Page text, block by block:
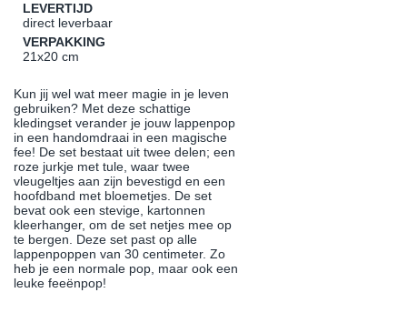
LEVERTIJD
direct leverbaar
VERPAKKING
21x20 cm
Kun jij wel wat meer magie in je leven
gebruiken? Met deze schattige
kledingset verander je jouw lappenpop
in een handomdraai in een magische
fee! De set bestaat uit twee delen; een
roze jurkje met tule, waar twee
vleugeltjes aan zijn bevestigd en een
hoofdband met bloemetjes. De set
bevat ook een stevige, kartonnen
kleerhanger, om de set netjes mee op
te bergen. Deze set past op alle
lappenpoppen van 30 centimeter. Zo
heb je een normale pop, maar ook een
leuke feeënpop!